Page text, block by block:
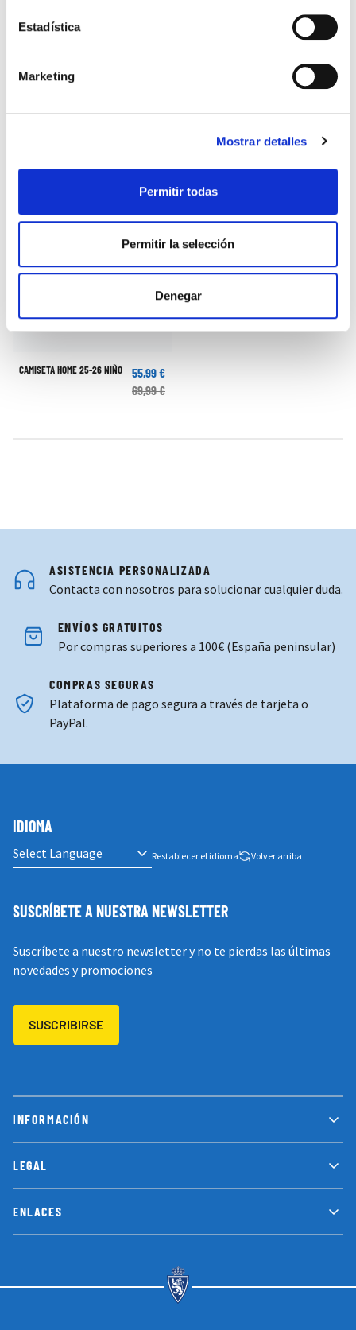
Estadística
Marketing
Mostrar detalles
Permitir todas
Permitir la selección
Denegar
POLO PASEO JUGADOR 25-26
NIÑO ROSA
CHÁNDAL AZUL MARINO ADIDAS
56,00 €
80,00 €
CAMISETA HOME 25-26 NIÑO
55,99 €
69,99 €
ASISTENCIA PERSONALIZADA
Contacta con nosotros para solucionar cualquier duda.
ENVÍOS GRATUITOS
Por compras superiores a 100€ (España peninsular)
COMPRAS SEGURAS
Plataforma de pago segura a través de tarjeta o
PayPal.
INFORMACIÓN
LEGAL
ENLACES
IDIOMA
Restablecer el idioma Volver arriba
SUSCRÍBETE A NUESTRA NEWSLETTER
Suscríbete a nuestro newsletter y no te pierdas las últimas
novedades y promociones
SUSCRIBIRSE